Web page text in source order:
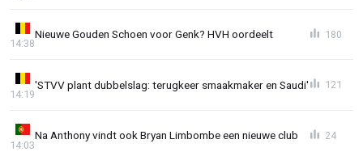
Nieuwe Gouden Schoen voor Genk? HVH oordeelt
14:38
180
'STVV plant dubbelslag: terugkeer smaakmaker en Saudi'
14:19
121
Na Anthony vindt ook Bryan Limbombe een nieuwe club
14:03
24